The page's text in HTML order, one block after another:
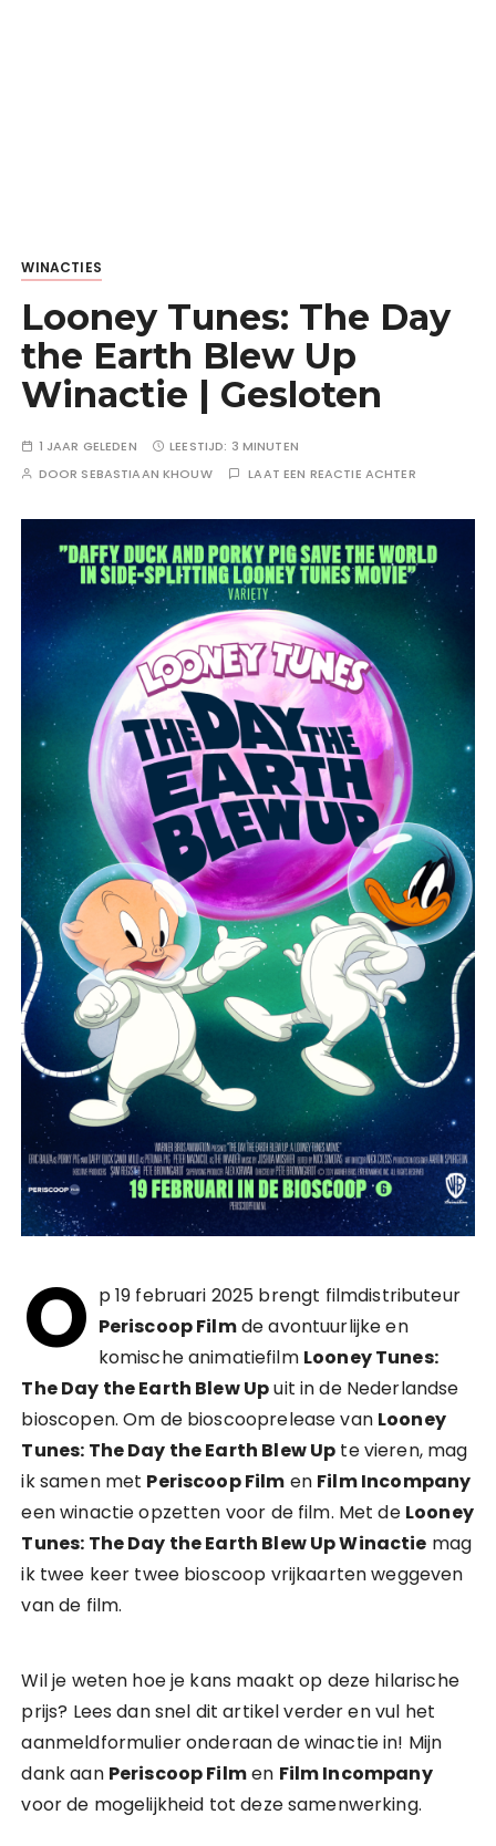
WINACTIES
Looney Tunes: The Day
the Earth Blew Up
Winactie | Gesloten
1 JAAR GELEDEN LEESTIJD: 3 MINUTEN
DOOR SEBASTIAAN KHOUW LAAT EEN REACTIE ACHTER
O p 19 februari 2025 brengt filmdistributeur
Periscoop Filmde avontuurlijke en
komische animatiefilm Looney Tunes:
The Day the Earth Blew Upuit in de Nederlandse
bioscopen. Om de bioscooprelease van Looney
Tunes: The Day the Earth Blew Up te vieren, mag
ik samen met Periscoop Film en Film Incompany
een winactie opzetten voor de film. Met de Looney
Tunes: The Day the Earth Blew Up Winactie mag
ik twee keer twee bioscoop vrijkaarten weggeven
van de film.
Wil je weten hoe je kans maakt op deze hilarische
prijs? Lees dan snel dit artikel verder en vul het
aanmeldformulier onderaan de winactie in! Mijn
dank aan Periscoop Filmen Film Incompany
voor de mogelijkheid tot deze samenwerking.